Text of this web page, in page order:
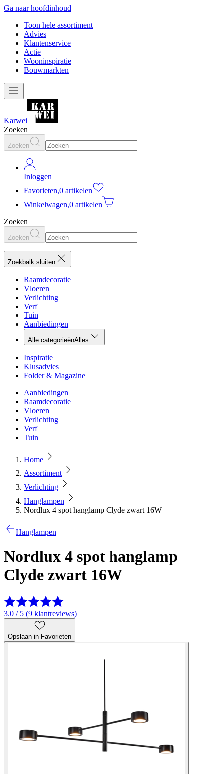
Ga naar hoofdinhoud
Toon hele assortiment
Advies
Klantenservice
Actie
Wooninspiratie
Bouwmarkten
Karwei
Zoeken
Zoeken
Inloggen
Favorieten,0 artikelen
Winkelwagen,0 artikelen
Zoeken
Zoeken
Zoekbalk sluiten
Raamdecoratie
Vloeren
Verlichting
Verf
Tuin
Aanbiedingen
Alle categorieënAlles
Inspiratie
Klusadvies
Folder & Magazine
Aanbiedingen
Raamdecoratie
Vloeren
Verlichting
Verf
Tuin
Home
Assortiment
Verlichting
Hanglampen
Nordlux 4 spot hanglamp Clyde zwart 16W
Hanglampen
Nordlux 4 spot hanglamp
Clyde zwart 16W
3.0 / 5 (9 klantreviews)
Opslaan in Favorieten